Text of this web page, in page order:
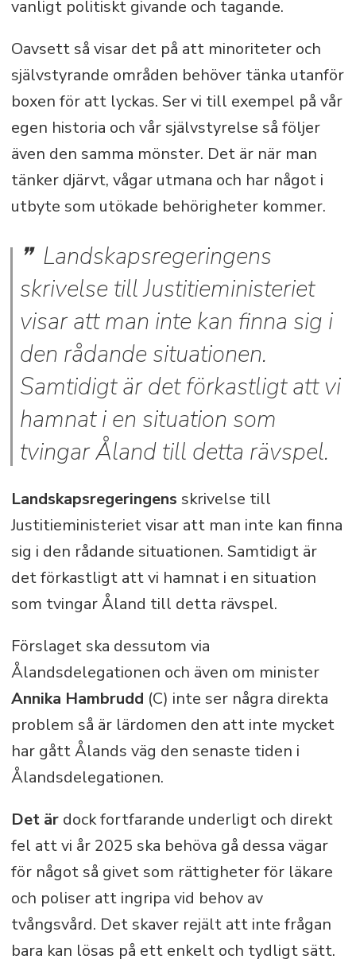
vanligt politiskt givande och tagande.
Oavsett så visar det på att minoriteter och
självstyrande områden behöver tänka utanför
boxen för att lyckas. Ser vi till exempel på vår
egen historia och vår självstyrelse så följer
även den samma mönster. Det är när man
tänker djärvt, vågar utmana och har något i
utbyte som utökade behörigheter kommer.
Landskapsregeringens
skrivelse till Justitieministeriet
visar att man inte kan finna sig i
den rådande situationen.
Samtidigt är det förkastligt att vi
hamnat i en situation som
tvingar Åland till detta rävspel.
Landskapsregeringens skrivelse till
Justitieministeriet visar att man inte kan finna
sig i den rådande situationen. Samtidigt är
det förkastligt att vi hamnat i en situation
som tvingar Åland till detta rävspel.
Förslaget ska dessutom via
Ålandsdelegationen och även om minister
Annika Hambrudd (C) inte ser några direkta
problem så är lärdomen den att inte mycket
har gått Ålands väg den senaste tiden i
Ålandsdelegationen.
Det ärdock fortfarande underligt och direkt
fel att vi år 2025 ska behöva gå dessa vägar
för något så givet som rättigheter för läkare
och poliser att ingripa vid behov av
tvångsvård. Det skaver rejält att inte frågan
bara kan lösas på ett enkelt och tydligt sätt.